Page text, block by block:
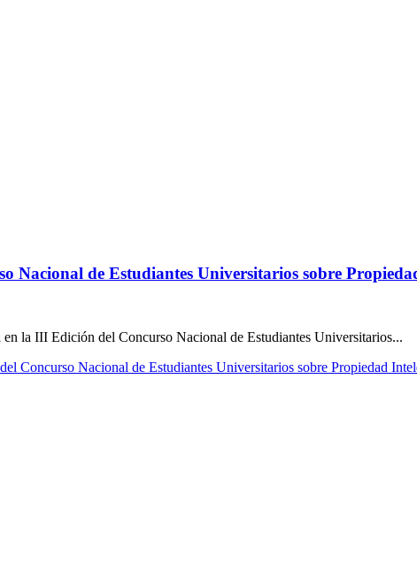
Nacional de Estudiantes Universitarios sobre
la III Edición del Concurso Nacional de Estudiantes Universitarios...
Concurso Nacional de Estudiantes Universitarios sobre Propiedad